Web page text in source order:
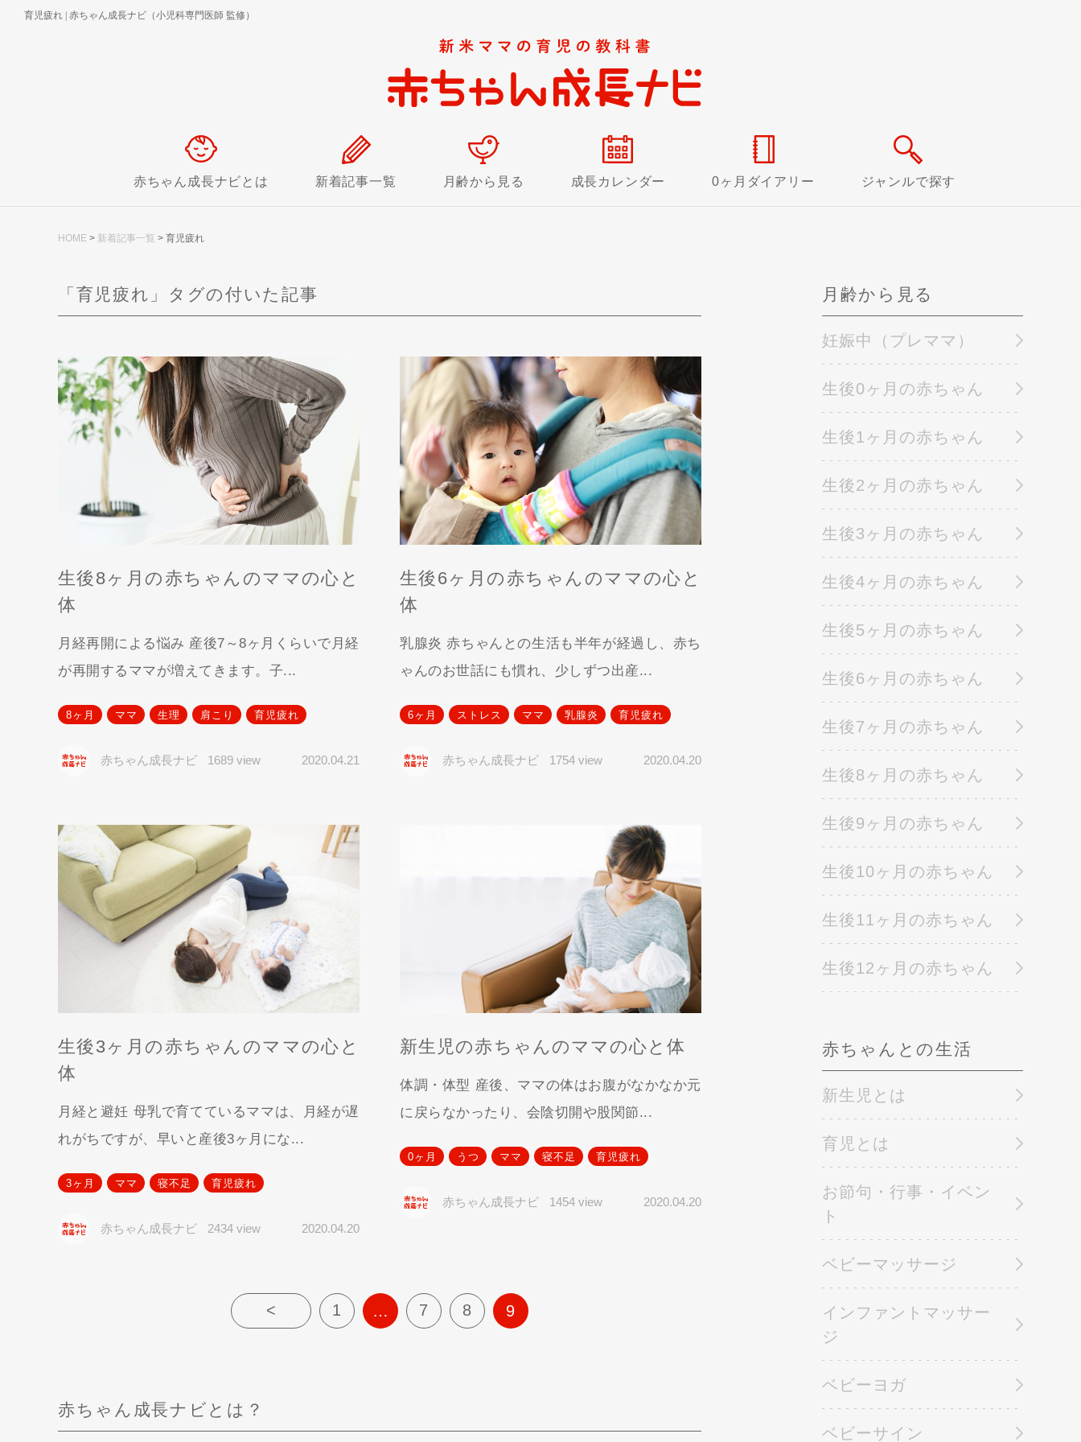
育児疲れ 赤ちゃん成長ナビ（小児科専門医師 監修）
赤ちゃん成長ナビとは 新着記事一覧 月齢から見る 成長カレンダー 0ヶ月ダイアリー ジャンルで探す
HOME > 新着記事一覧 > 育児疲れ
「育児疲れ」タグの付いた記事
生後8ヶ月の赤ちゃんのママの心と
体
月経再開による悩み 産後7～8ヶ月くらいで月経
が再開するママが増えてきます。子...
8ヶ月 ママ 生理 肩こり 育児疲れ
赤ちゃん成長ナビ 1689 view 2020.04.21
生後6ヶ月の赤ちゃんのママの心と
体
乳腺炎 赤ちゃんとの生活も半年が経過し、赤ち
ゃんのお世話にも慣れ、少しずつ出産...
6ヶ月 ストレス ママ 乳腺炎 育児疲れ
赤ちゃん成長ナビ 1754 view 2020.04.20
生後3ヶ月の赤ちゃんのママの心と
体
月経と避妊 母乳で育てているママは、月経が遅
れがちですが、早いと産後3ヶ月にな...
3ヶ月 ママ 寝不足 育児疲れ
赤ちゃん成長ナビ 2434 view 2020.04.20
新生児の赤ちゃんのママの心と体
体調・体型 産後、ママの体はお腹がなかなか元
に戻らなかったり、会陰切開や股関節...
0ヶ月 うつ ママ 寝不足 育児疲れ
赤ちゃん成長ナビ 1454 view 2020.04.20
< 1 … 7 8 9
赤ちゃん成長ナビとは？
月齢から見る
妊娠中（プレママ）
生後0ヶ月の赤ちゃん
生後1ヶ月の赤ちゃん
生後2ヶ月の赤ちゃん
生後3ヶ月の赤ちゃん
生後4ヶ月の赤ちゃん
生後5ヶ月の赤ちゃん
生後6ヶ月の赤ちゃん
生後7ヶ月の赤ちゃん
生後8ヶ月の赤ちゃん
生後9ヶ月の赤ちゃん
生後10ヶ月の赤ちゃん
生後11ヶ月の赤ちゃん
生後12ヶ月の赤ちゃん
赤ちゃんとの生活
新生児とは
育児とは
お節句・行事・イベン
ト
ベビーマッサージ
インファントマッサー
ジ
ベビーヨガ
ベビーサイン